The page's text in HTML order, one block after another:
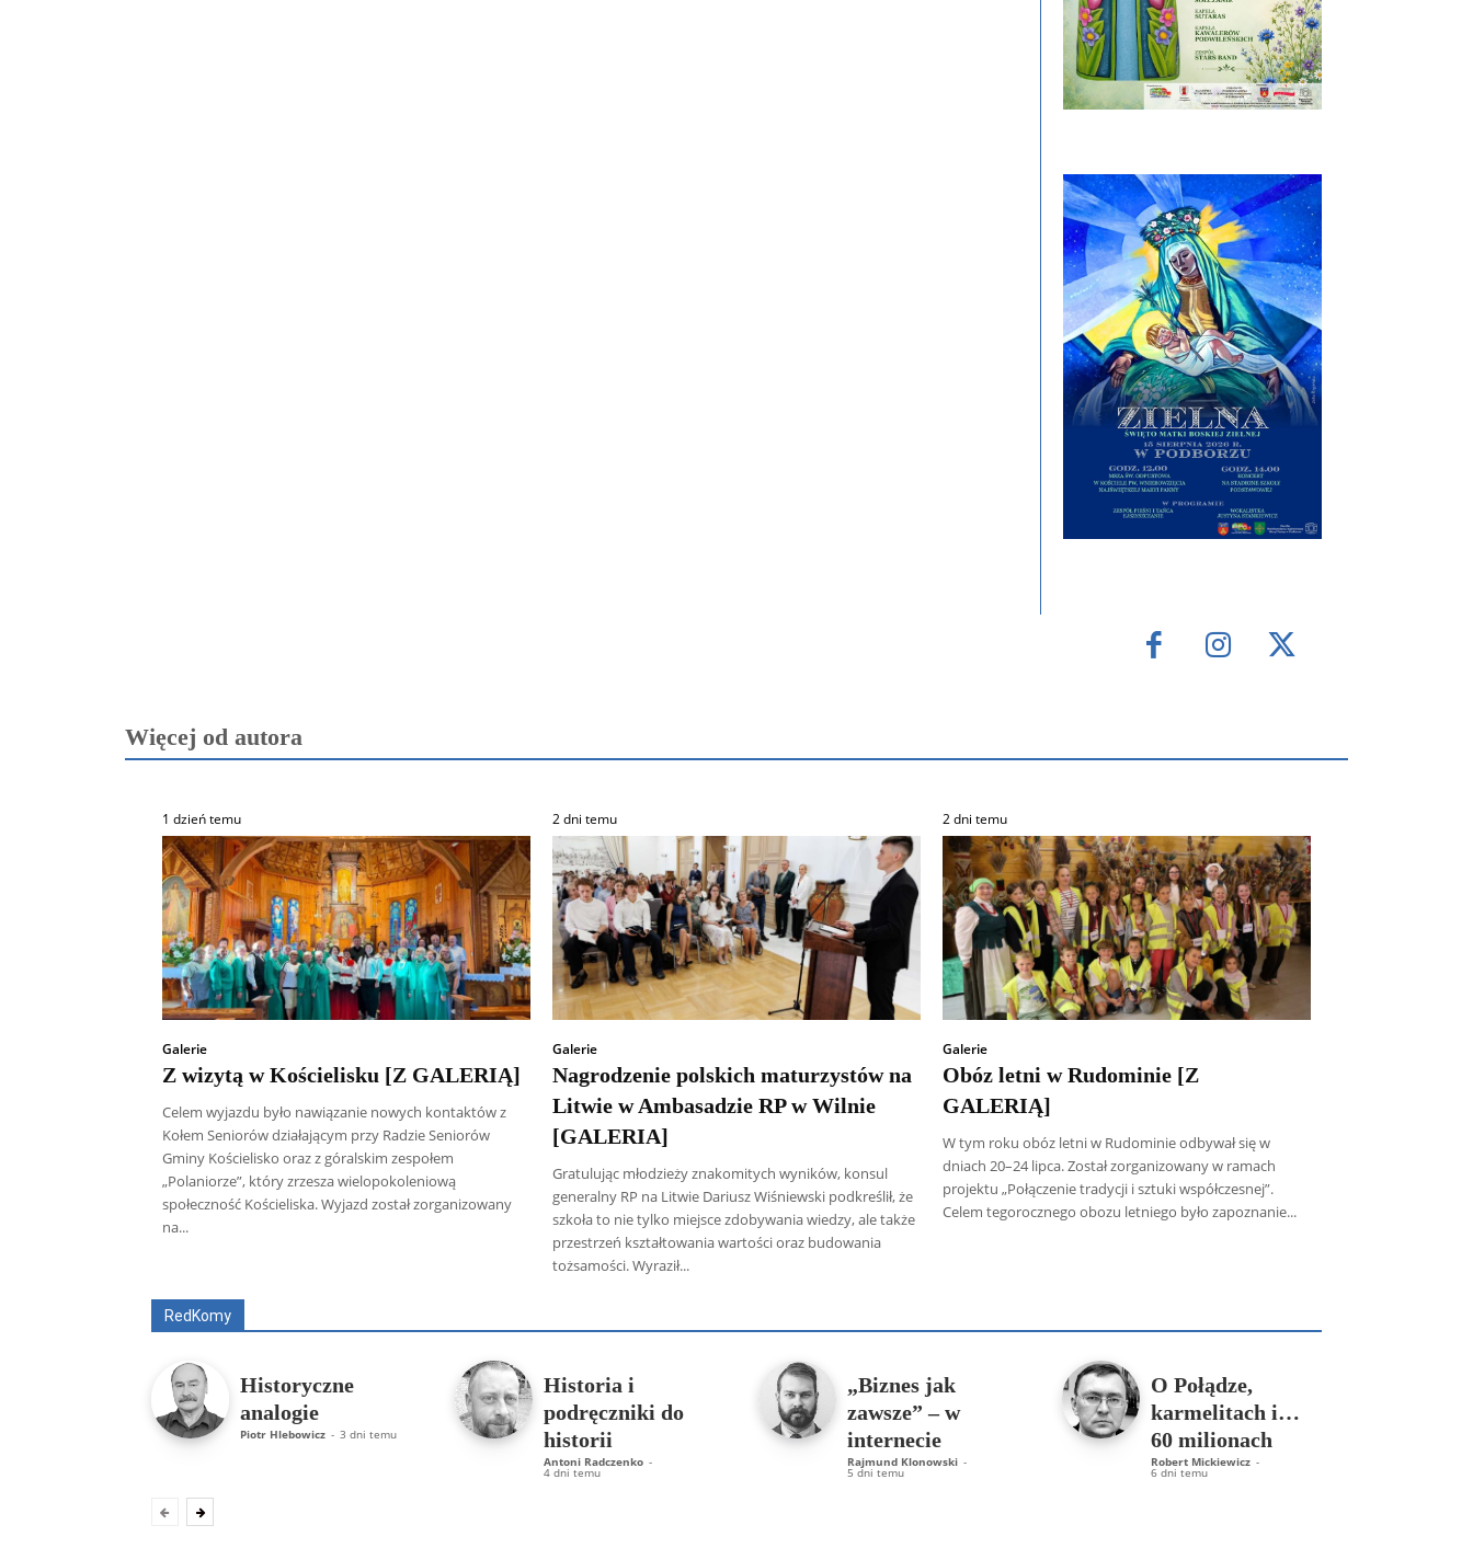
Więcej od autora
1 dzień temu
Galerie
Z wizytą w Kościelisku [Z GALERIĄ]
Celem wyjazdu było nawiązanie nowych kontaktów z
Kołem Seniorów działającym przy Radzie Seniorów
Gminy Kościelisko oraz z góralskim zespołem
„Polaniorze”, który zrzesza wielopokoleniową
społeczność Kościeliska. Wyjazd został zorganizowany
na...
2 dni temu
Galerie
Nagrodzenie polskich maturzystów na
Litwie w Ambasadzie RP w Wilnie
[GALERIA]
Gratulując młodzieży znakomitych wyników, konsul
generalny RP na Litwie Dariusz Wiśniewski podkreślił, że
szkoła to nie tylko miejsce zdobywania wiedzy, ale także
przestrzeń kształtowania wartości oraz budowania
tożsamości. Wyraził...
2 dni temu
Galerie
Obóz letni w Rudominie [Z
GALERIĄ]
W tym roku obóz letni w Rudominie odbywał się w
dniach 20–24 lipca. Został zorganizowany w ramach
projektu „Połączenie tradycji i sztuki współczesnej”.
Celem tegorocznego obozu letniego było zapoznanie...
RedKomy
Antoni Radczenko Artur Płokszto
Historyczne
analogie
Piotr Hlebowicz - 3 dni temu
Historia i
podręczniki do
historii
Antoni Radczenko -
4 dni temu
„Biznes jak
zawsze” – w
internecie
Rajmund Klonowski -
5 dni temu
O Połądze,
karmelitach i…
60 milionach
Robert Mickiewicz -
6 dni temu